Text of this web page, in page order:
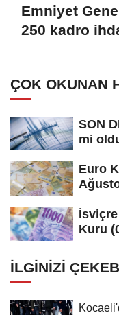
Emniyet
250 kadro
ÇOK OKUNAN
SON
mi
Euro
İsviçre
Kuru
İLGINIZI